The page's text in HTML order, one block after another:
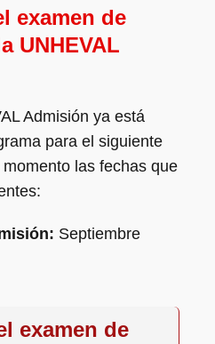
examen de
UNHEVAL
Admisión ya está
para el siguiente
las fechas que
Septiembre
examen de